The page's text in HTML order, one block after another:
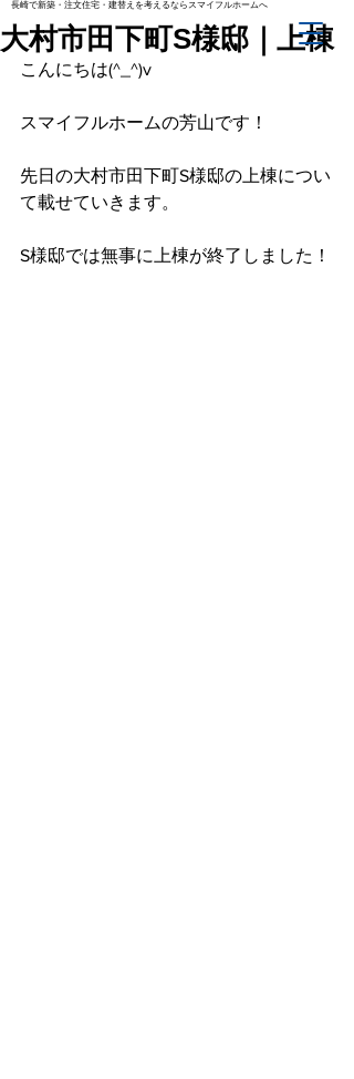
長崎で新築・注文住宅・建替えを考えるならスマイフルホームへ
大村市田下町S様邸｜上棟
こんにちは(^_^)v
スマイフルホームの芳山です！
先日の大村市田下町S様邸の上棟につい
て載せていきます。
S様邸では無事に上棟が終了しました！